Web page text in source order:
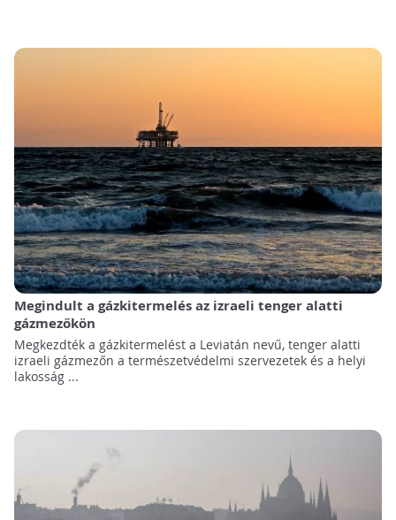
Megindult a gázkitermelés az izraeli tenger alatti
gázmezőkön
Megkezdték a gázkitermelést a Leviatán nevű, tenger alatti
izraeli gázmezőn a természetvédelmi szervezetek és a helyi
lakosság ...